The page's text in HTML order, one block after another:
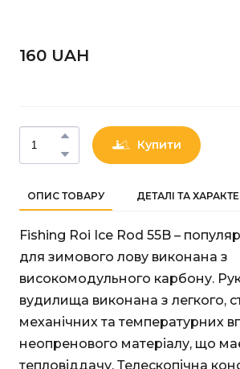
160 UAН
Купити
ОПИС ТОВАРУ ДЕТАЛІ ТА
Fishing Roi Ice Rod 55B –
для зимового лову виконана з
високомодульного карбону.
вудилища виконана з легкого,
механічних та температурних
неопренового матеріалу, що
тепловіддачу. Телескопічна